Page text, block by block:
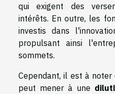
qui exigent des
intérêts. En outre, les
investis dans
propulsant ainsi
sommets.
Cependant, il est à noter
peut mener à une